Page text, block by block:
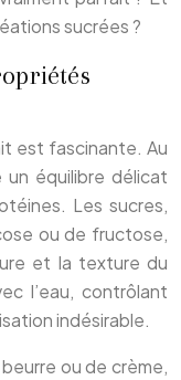
sucrées ?
est fascinante. Au
équilibre délicat
Les sucres,
ou de fructose,
et la texture du
l’eau, contrôlant
indésirable.
ou de crème,